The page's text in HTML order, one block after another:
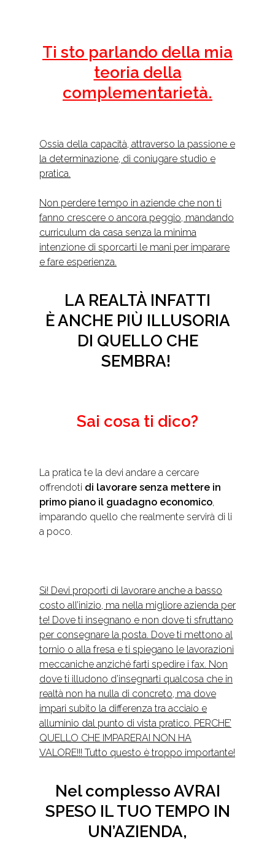
Ti sto parlando della mia
teoria della
complementarietà.
Ossia della capacità, attraverso la passione e
la determinazione, di coniugare studio e
pratica.
Non perdere tempo in aziende che non ti
fanno crescere o ancora peggio, mandando
curriculum da casa senza la minima
intenzione di sporcarti le mani per imparare
e fare esperienza.
LA REALTÀ INFATTI
È ANCHE PIÙ ILLUSORIA
DI QUELLO CHE
SEMBRA!
Sai cosa ti dico?
La pratica te la devi andare a cercare
offrendoti di lavorare senza mettere in
primo piano il guadagno economico,
imparando quello che realmente servirà di li
a poco.
Sì! Devi proporti di lavorare anche a basso
costo all’inizio, ma nella migliore azienda per
te! Dove ti insegnano e non dove ti sfruttano
per consegnare la posta. Dove ti mettono al
tornio o alla fresa e ti spiegano le lavorazioni
meccaniche anziché farti spedire i fax. Non
dove ti illudono d’insegnarti qualcosa che in
realtà non ha nulla di concreto, ma dove
impari subito la differenza tra acciaio e
alluminio dal punto di vista pratico. PERCHE’
QUELLO CHE IMPARERAI NON HA
VALORE!!! Tutto questo è troppo importante!
Nel complesso AVRAI
SPESO IL TUO TEMPO IN
UN’AZIENDA,